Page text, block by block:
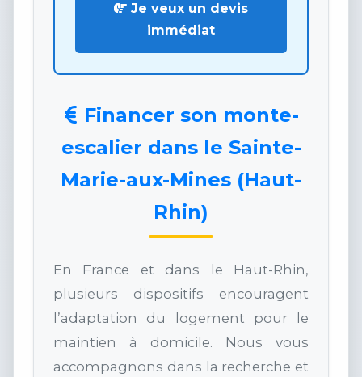
Je veux un devis
immédiat
Financer son monte-
escalier dans le Sainte-
Marie-aux-Mines (Haut-
Rhin)
En France et dans le Haut-Rhin,
plusieurs dispositifs encouragent
l’adaptation du logement pour le
maintien à domicile. Nous vous
accompagnons dans la recherche et